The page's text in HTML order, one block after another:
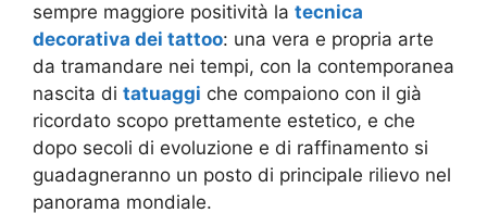
sempre maggiore positività la tecnica
decorativa dei tattoo: una vera e propria arte
da tramandare nei tempi, con la contemporanea
nascita di tatuaggi che compaiono con il già
ricordato scopo prettamente estetico, e che
dopo secoli di evoluzione e di raffinamento si
guadagneranno un posto di principale rilievo nel
panorama mondiale.